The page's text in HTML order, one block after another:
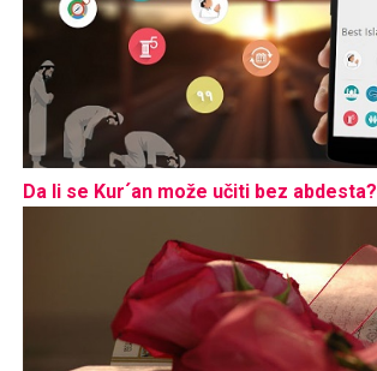
Da li se Kur´an može učiti bez abdesta?